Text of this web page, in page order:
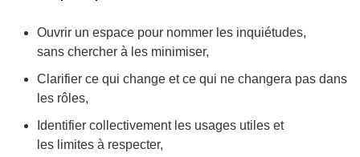
Ouvrir un espace pour nommer les inquiétudes,
sans chercher à les minimiser,
Clarifier ce qui change et ce qui ne changera pas dans
les rôles,
Identifier collectivement les usages utiles et
les limites à respecter,